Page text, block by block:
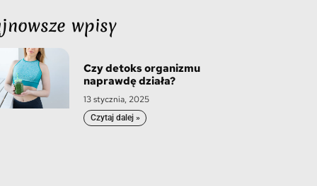
wpisy
Czy detoks organizmu
naprawdę działa?
13 stycznia, 2025
Czytaj dalej »